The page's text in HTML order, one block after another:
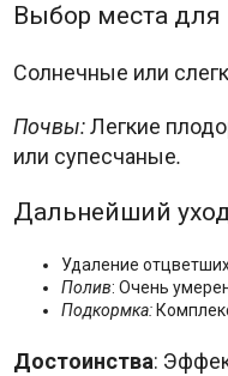
Выбор места для
Солнечные или
Почвы:Легкие
или супесчаные.
Дальнейший
Удаление
Полив: Очень
Подкормка:
Достоинства: